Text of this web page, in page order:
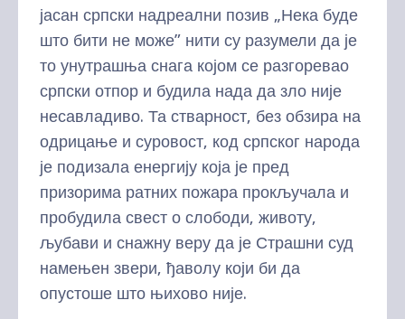
јасан српски надреални позив „Нека буде
што бити не може” нити су разумели да је
то унутрашња снага којом се разгоревао
српски отпор и будила нада да зло није
несавладиво. Та стварност, без обзира на
одрицање и суровост, код српског народа
је подизала енергију која је пред
призорима ратних пожара прокључала и
пробудила свест о слободи, животу,
љубави и снажну веру да је Страшни суд
намењен звери, ђаволу који би да
опустоше што њихово није.